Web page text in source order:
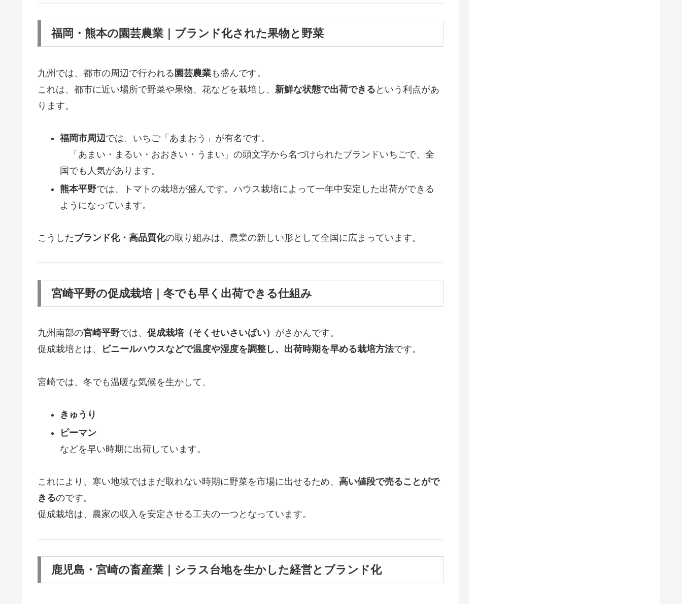
福岡・熊本の園芸農業｜ブランド化された果物と野菜
九州では、都市の周辺で行われる 園芸農業も盛んです。
これは、都市に近い場所で野菜や果物、花などを栽培し、 新鮮な状態で出荷できる という利点があ
ります。
福岡市周辺では、いちご「あまおう」が有名です。
「あまい・まるい・おおきい・うまい」の頭文字から名づけられたブランドいちごで、全
国でも人気があります。
熊本平野では、トマトの栽培が盛んです。ハウス栽培によって一年中安定した出荷ができる
ようになっています。
こうしたブランド化・高品質化の取り組みは、農業の新しい形として全国に広まっています。
宮崎平野の促成栽培｜冬でも早く出荷できる仕組み
九州南部の宮崎平野では、 促成栽培（そくせいさいばい） がさかんです。
促成栽培とは、
ビニールハウスなどで温度や湿度を調整し、出荷時期を早める栽培方法です。
宮崎では、冬でも温暖な気候を生かして、
きゅうり
ピーマン
などを早い時期に出荷しています。
これにより、寒い地域ではまだ取れない時期に野菜を市場に出せるため、 高い値段で売ることがで
きるのです。
促成栽培は、農家の収入を安定させる工夫の一つとなっています。
鹿児島・宮崎の畜産業｜シラス台地を生かした経営とブランド化